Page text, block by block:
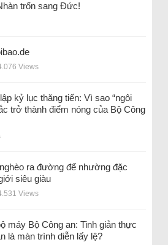
trốn sang Đức!
Views
kỷ lục thăng tiến: Vì sao “ngôi
trở thành điểm nóng của Bộ Công
ra đường để nhường đặc
siêu giàu
Views
máy Bộ Công an: Tinh giản thực
là màn trình diễn lấy lệ?